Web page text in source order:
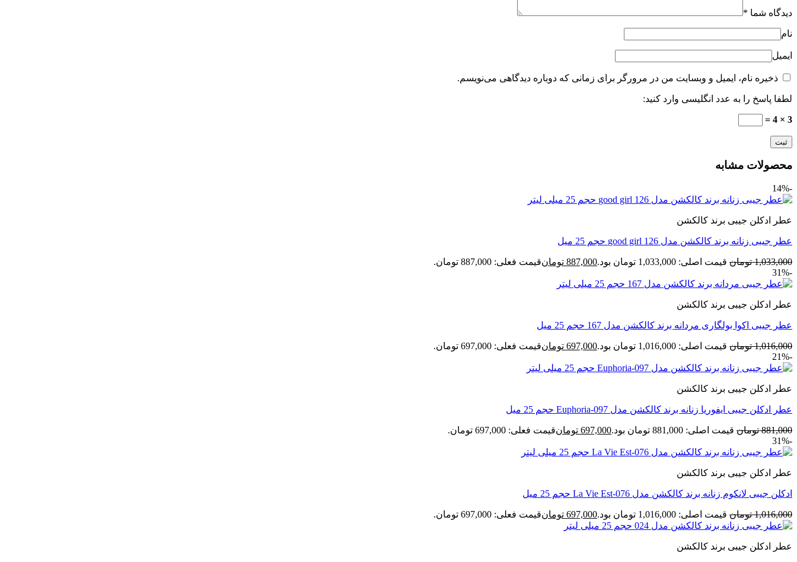
دیدگاه شما *
نام
ایمیل
ذخیره نام، ایمیل و وبسایت من در مرورگر برای زمانی که دوباره دیدگاهی می‌نویسم.
لطفا پاسخ را به عدد انگلیسی وارد کنید:
3 × 4 =
محصولات مشابه
-14%
عطر ادکلن جیبی برند کالکشن
عطر جیبی زنانه برند کالکشن مدل 126 good girl حجم 25 میل
1,033,000 تومان قیمت اصلی: 1,033,000 تومان بود. 887,000 تومانقیمت فعلی: 887,000 تومان.
-31%
عطر ادکلن جیبی برند کالکشن
عطر جیبی اکوا بولگاری مردانه برند کالکشن مدل 167 حجم 25 میل
1,016,000 تومان قیمت اصلی: 1,016,000 تومان بود. 697,000 تومانقیمت فعلی: 697,000 تومان.
-21%
عطر ادکلن جیبی برند کالکشن
عطر ادکلن جیبی ایفوریا زنانه برند کالکشن مدل Euphoria-097 حجم 25 میل
881,000 تومان قیمت اصلی: 881,000 تومان بود. 697,000 تومانقیمت فعلی: 697,000 تومان.
-31%
عطر ادکلن جیبی برند کالکشن
ادکلن جیبی لانکوم زنانه برند کالکشن مدل La Vie Est-076 حجم 25 میل
1,016,000 تومان قیمت اصلی: 1,016,000 تومان بود. 697,000 تومانقیمت فعلی: 697,000 تومان.
عطر ادکلن جیبی برند کالکشن